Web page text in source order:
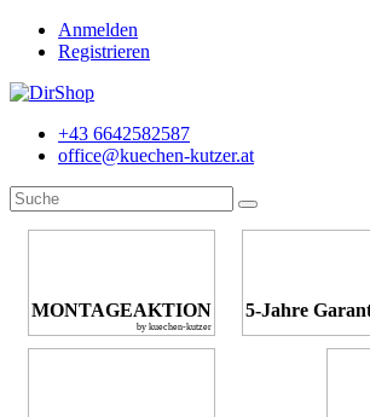
Anmelden
Registrieren
+43 6642582587
office@kuechen-kutzer.at
MONTAGEAKTION
by kuechen-kutzer
5-Jahre